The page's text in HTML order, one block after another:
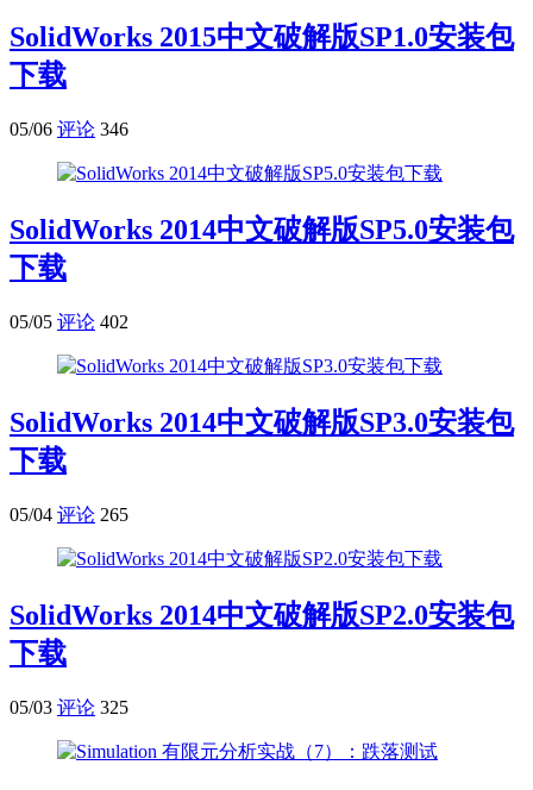
SolidWorks 2015中文破解版SP1.0安装包
下载
05/06 评论 346
SolidWorks 2014中文破解版SP5.0安装包
下载
05/05 评论 402
SolidWorks 2014中文破解版SP3.0安装包
下载
05/04 评论 265
SolidWorks 2014中文破解版SP2.0安装包
下载
05/03 评论 325